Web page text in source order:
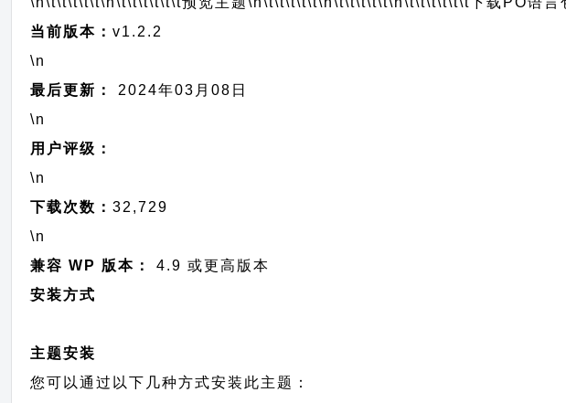
当前版本：v1.2.2
\n
最后更新：
2024年03月08日
\n
用户评级：
\n
下载次数：32,729
\n
兼容 WP 版本：
4.9 或更高版本
安装方式
主题安装
您可以通过以下几种方式安装此主题：